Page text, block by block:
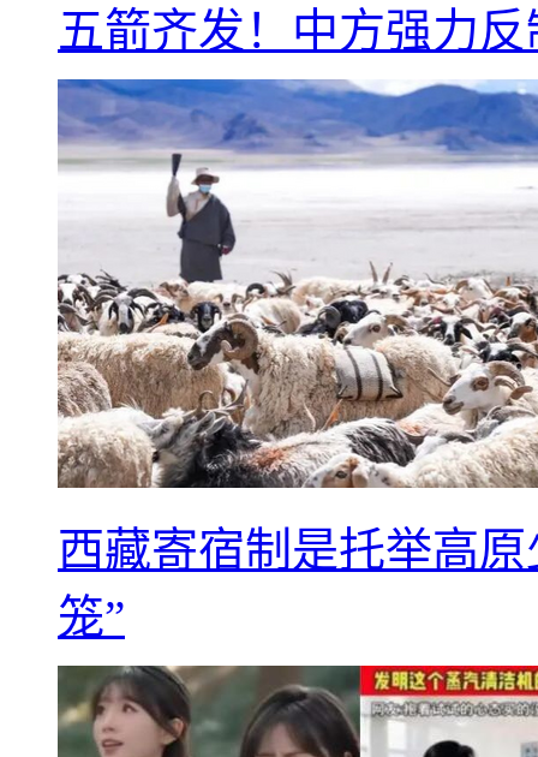
五箭齐发！中方强力
西藏寄宿制是托举高
笼”